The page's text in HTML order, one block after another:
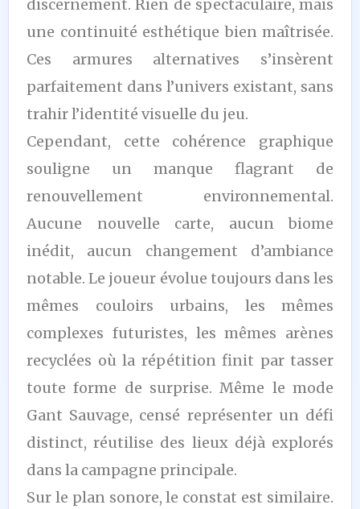
discernement. Rien de spectaculaire, mais
une continuité esthétique bien maîtrisée.
Ces armures alternatives s’insèrent
parfaitement dans l’univers existant, sans
trahir l’identité visuelle du jeu.
Cependant, cette cohérence graphique
souligne un manque flagrant de
renouvellement environnemental.
Aucune nouvelle carte, aucun biome
inédit, aucun changement d’ambiance
notable. Le joueur évolue toujours dans les
mêmes couloirs urbains, les mêmes
complexes futuristes, les mêmes arènes
recyclées où la répétition finit par tasser
toute forme de surprise. Même le mode
Gant Sauvage, censé représenter un défi
distinct, réutilise des lieux déjà explorés
dans la campagne principale.
Sur le plan sonore, le constat est similaire.